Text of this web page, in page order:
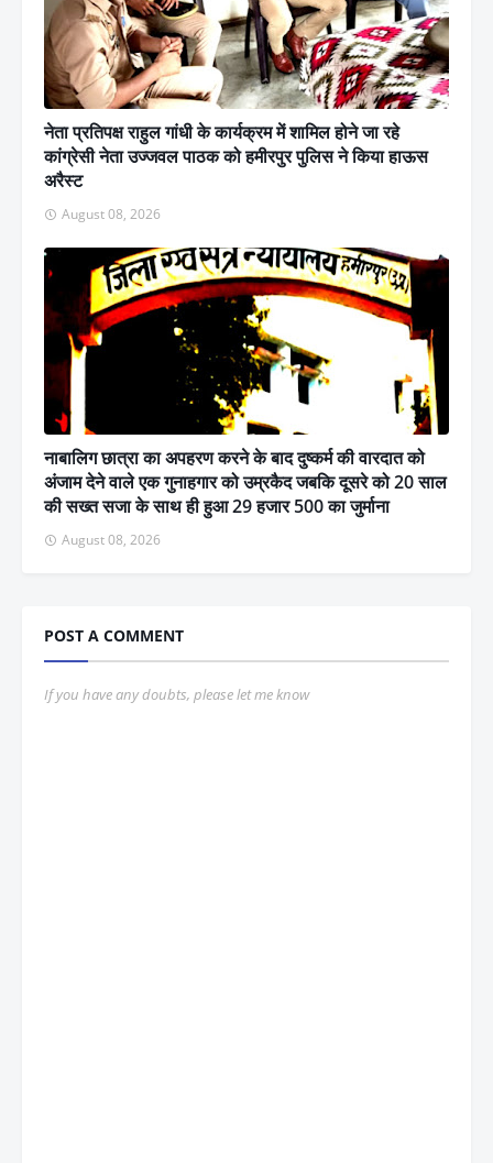
नेता प्रतिपक्ष राहुल गांधी के कार्यक्रम में शामिल होने जा रहे
कांग्रेसी नेता उज्जवल पाठक को हमीरपुर पुलिस ने किया हाऊस
अरैस्ट
August 08, 2026
नाबालिग छात्रा का अपहरण करने के बाद दुष्कर्म की वारदात को
अंजाम देने वाले एक गुनाहगार को उम्रकैद जबकि दूसरे को 20 साल
की सख्त सजा के साथ ही हुआ 29 हजार 500 का जुर्माना
August 08, 2026
POST A COMMENT
If you have any doubts, please let me know